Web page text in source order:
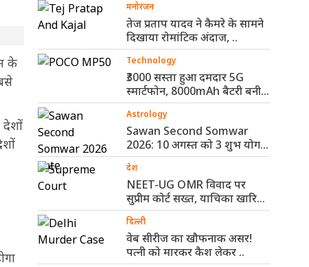
के
देशों
मनोरंजन
तेज प्रताप यादव ने कैमरे के सामने
दिखाया रोमांटिक अंदाज, ..
Technology
₹3000 सस्ता हुआ दमदार 5G
स्मार्टफोन, 8000mAh बैटरी बनी
सबसे ..
Astrology
Sawan Second Somwar
2026: 10 अगस्त को 3 शुभ योग,
..
देश
NEET-UG OMR विवाद पर
सुप्रीम कोर्ट सख्त, याचिका खारिज
कर ..
दिल्ली
वेब सीरीज का खौफनाक असर!
पत्नी को मारकर कैश लेकर ..